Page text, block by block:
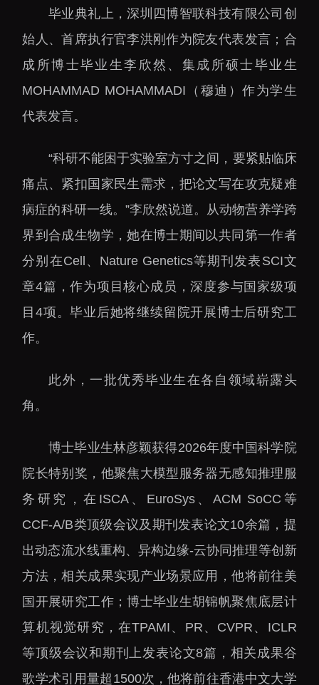
大科技基础设施
科技基础设施
中欧创新医药与健康研
究中心
毕业典礼上，深圳四博智联科技有限公司创
始人、首席执行官李洪刚作为院友代表发言；合
成所博士毕业生李欣然、集成所硕士毕业生
MOHAMMAD MOHAMMADI（穆迪）作为学生
代表发言。
“科研不能困于实验室方寸之间，要紧贴临床
痛点、紧扣国家民生需求，把论文写在攻克疑难
病症的科研一线。”李欣然说道。从动物营养学跨
界到合成生物学，她在博士期间以共同第一作者
分别在Cell、Nature Genetics等期刊发表SCI文
章4篇，作为项目核心成员，深度参与国家级项
目4项。毕业后她将继续留院开展博士后研究工
作。
此外，一批优秀毕业生在各自领域崭露头
角。
博士毕业生林彦颖获得2026年度中国科学院
院长特别奖，他聚焦大模型服务器无感知推理服
务研究，在ISCA、EuroSys、ACM SoCC等
CCF-A/B类顶级会议及期刊发表论文10余篇，提
出动态流水线重构、异构边缘-云协同推理等创新
方法，相关成果实现产业场景应用，他将前往美
国开展研究工作；博士毕业生胡锦帆聚焦底层计
算机视觉研究，在TPAMI、PR、CVPR、ICLR
等顶级会议和期刊上发表论文8篇，相关成果谷
歌学术引用量超1500次，他将前往香港中文大学